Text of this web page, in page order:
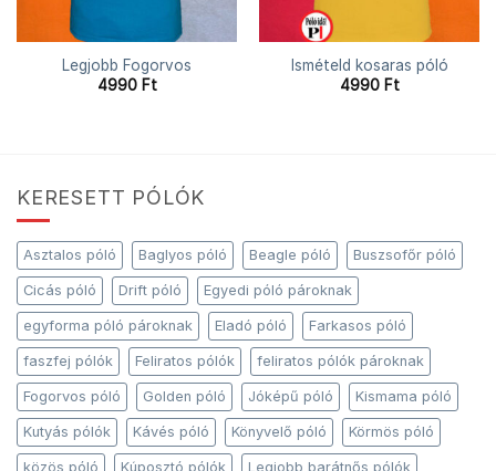
Legjobb Fogorvos
4990 Ft
Ismételd kosaras póló
4990 Ft
KERESETT PÓLÓK
Asztalos póló Baglyos póló Beagle póló Buszsofőr póló
Cicás póló Drift póló Egyedi póló pároknak
egyforma póló pároknak Eladó póló Farkasos póló
faszfej pólók Feliratos pólók feliratos pólók pároknak
Fogorvos póló Golden póló Jóképű póló Kismama póló
Kutyás pólók Kávés póló Könyvelő póló Körmös póló
közös póló Kúposztó pólók Legjobb barátnős pólók